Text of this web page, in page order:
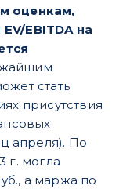
оценкам,
EBITDA на
стать
присутствия
апреля). По
г. могла
а маржа по